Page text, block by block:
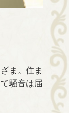
ま。住ま
騒音は届